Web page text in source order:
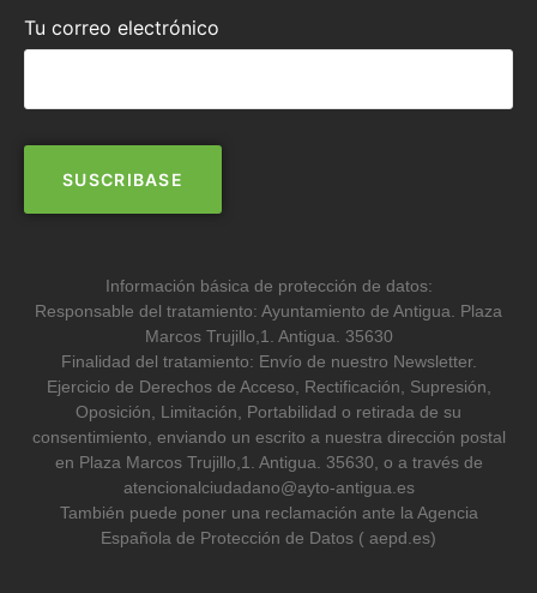
Tu correo electrónico
Información básica de protección de datos:
Responsable del tratamiento: Ayuntamiento de Antigua. Plaza
Marcos Trujillo,1. Antigua. 35630
Finalidad del tratamiento: Envío de nuestro Newsletter.
Ejercicio de Derechos de Acceso, Rectificación, Supresión,
Oposición, Limitación, Portabilidad o retirada de su
consentimiento, enviando un escrito a nuestra dirección postal
en Plaza Marcos Trujillo,1. Antigua. 35630, o a través de
atencionalciudadano@ayto-antigua.es
También puede poner una reclamación ante la Agencia
Española de Protección de Datos ( aepd.es)